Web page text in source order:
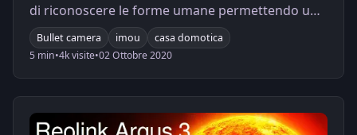
di riconoscere le forme umane permettendo un
motion detection selettivo.
Bullet camera imou
casa domotica
5 min•4k visite•02 Ottobre 2020